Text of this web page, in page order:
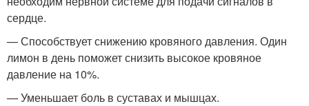
сердце.
— Способствует снижению кровяного давления. Один
лимон в день поможет снизить высокое кровяное
давление на 10%.
— Уменьшает боль в суставах и мышцах.